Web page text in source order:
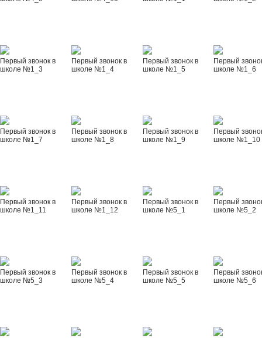
Первый звонок в
школе №1_3
Первый звонок в
школе №1_4
Первый звонок в
школе №1_5
Первый
школе №1_6
Первый звонок в
школе №1_7
Первый звонок в
школе №1_8
Первый звонок в
школе №1_9
Первый
школе №1_10
Первый звонок в
школе №1_11
Первый звонок в
школе №1_12
Первый звонок в
школе №5_1
Первый
школе №5_2
Первый звонок в
школе №5_3
Первый звонок в
школе №5_4
Первый звонок в
школе №5_5
Первый
школе №5_6